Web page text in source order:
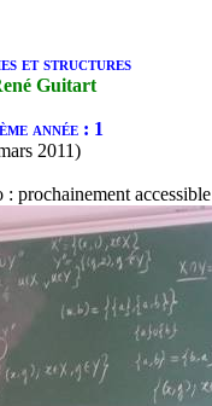
et structures
Guitart
année : 1
2011)
: prochainement accessible